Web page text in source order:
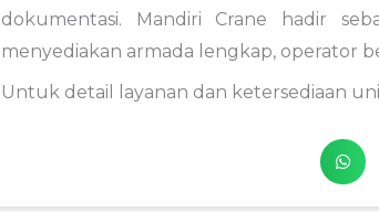
dokumentasi. Mandiri Crane hadir
menyediakan armada lengkap, operator
Untuk detail layanan dan ketersediaan